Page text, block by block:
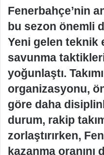
Fenerbahçe’nin
bu sezon önemli
Yeni gelen teknik
savunma
yoğunlaştı.
organizasyonu,
göre daha
durum, rakip
zorlaştırırken,
kazanma oranını